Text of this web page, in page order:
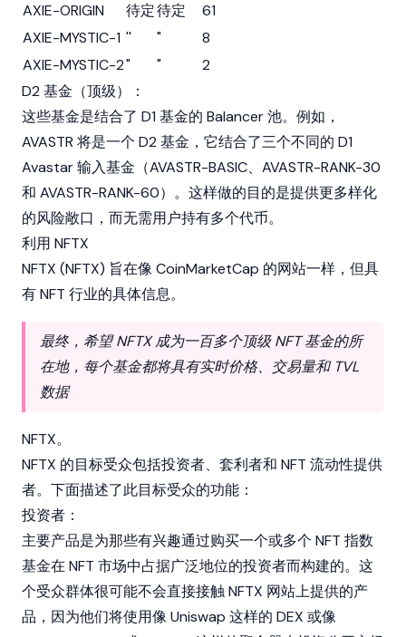
AXIE-ORIGIN
待定待定
61
AXIE-MYSTIC-1 '' "
8
AXIE-MYSTIC-2" "
2
D2 基金（顶级）：
这些基金是结合了 D1 基金的 Balancer池。例如，
AVASTR 将是一个 D2 基金，它结合了三个不同的 D1
Avastar 输入基金（AVASTR-BASIC、AVASTR-RANK-30
和 AVASTR-RANK-60）。这样做的目的是提供更多样化
的风险敞口，而无需用户持有多个代币。
利用 NFTX
NFTX (NFTX) 旨在像 CoinMarketCap 的网站一样，但具
有 NFT 行业的具体信息。
最终，希望 NFTX 成为一百多个顶级 NFT 基金的所
在地，每个基金都将具有实时价格、交易量和 TVL
数据
NFTX。
NFTX 的目标受众包括投资者、套利者和 NFT 流动性提供
者。下面描述了此目标受众的功能：
投资者：
主要产品是为那些有兴趣通过购买一个或多个 NFT 指数
基金在 NFT 市场中占据广泛地位的投资者而构建的。这
个受众群体很可能不会直接接触 NFTX 网站上提供的产
品，因为他们将使用像 Uniswap 这样的 DEX 或像